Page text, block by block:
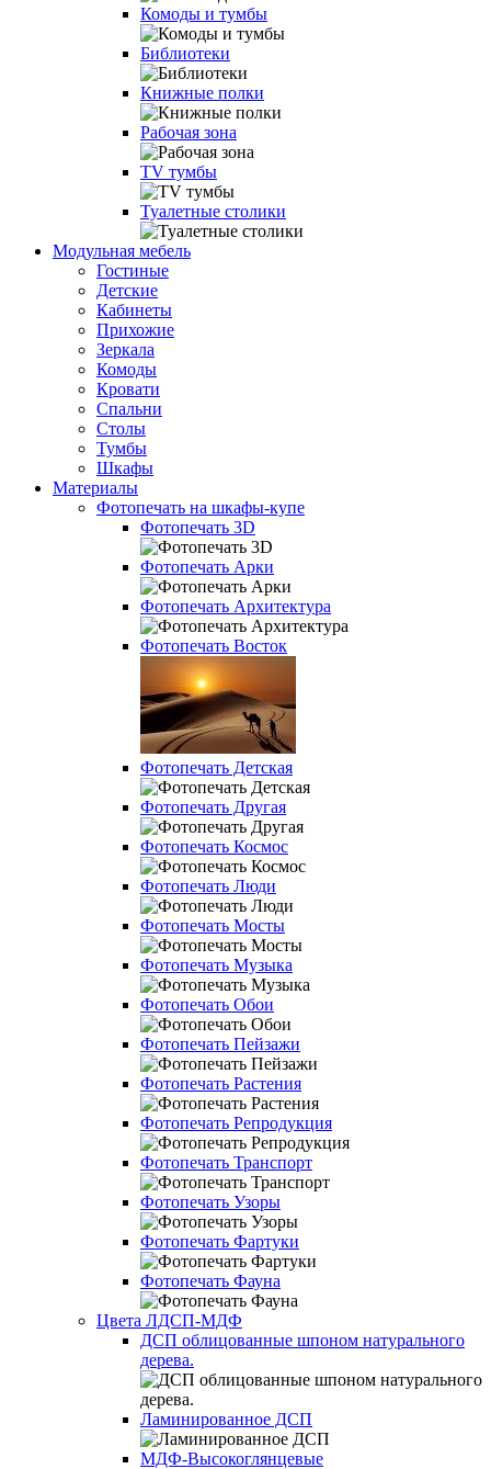
Комоды и тумбы
Библиотеки
Книжные полки
Рабочая зона
TV тумбы
Туалетные столики
Модульная мебель
Гостиные
Детские
Кабинеты
Прихожие
Зеркала
Комоды
Кровати
Спальни
Столы
Тумбы
Шкафы
Материалы
Фотопечать на шкафы-купе
Фотопечать 3D
Фотопечать Арки
Фотопечать Архитектура
Фотопечать Восток
Фотопечать Детская
Фотопечать Другая
Фотопечать Космос
Фотопечать Люди
Фотопечать Мосты
Фотопечать Музыка
Фотопечать Обои
Фотопечать Пейзажи
Фотопечать Растения
Фотопечать Репродукция
Фотопечать Транспорт
Фотопечать Узоры
Фотопечать Фартуки
Фотопечать Фауна
Цвета ЛДСП-МДФ
ДСП облицованные шпоном натурального
дерева.
Ламинированное ДСП
МДФ-Высокоглянцевые